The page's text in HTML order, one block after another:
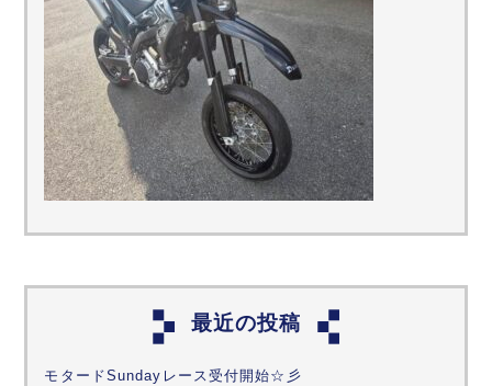
最近の投稿
モタードSundayレース受付開始☆彡